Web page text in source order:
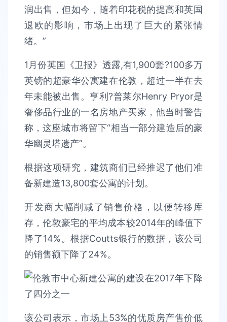
润出售，但如今，随着印花税的提高和英国
退欧的影响，市场上出现了巨大的紧张情
绪。”
1月份英国《卫报》透露,有1,900套?100多万
英镑的超豪华公寓建在伦敦，超过一半在去
年未能被出售。亨利?普莱尔Henry Pryor是
奢侈品行业的一名房地产买家，他当时警告
称，这座城市将留下“相当一部分建造后的豪
华幽灵塔遗产”。
根据这项研究，建筑商们已经推迟了他们准
备新建造13,800套公寓的计划。
开发商大幅削减了销售价格，以便转移库
存，伦敦豪宅的平均成本较2014年的峰值下
降了14%。根据Coutts银行的数据，该公司
的销售额下降了24%。
该公司表示，市场上53%的优质房产售价低